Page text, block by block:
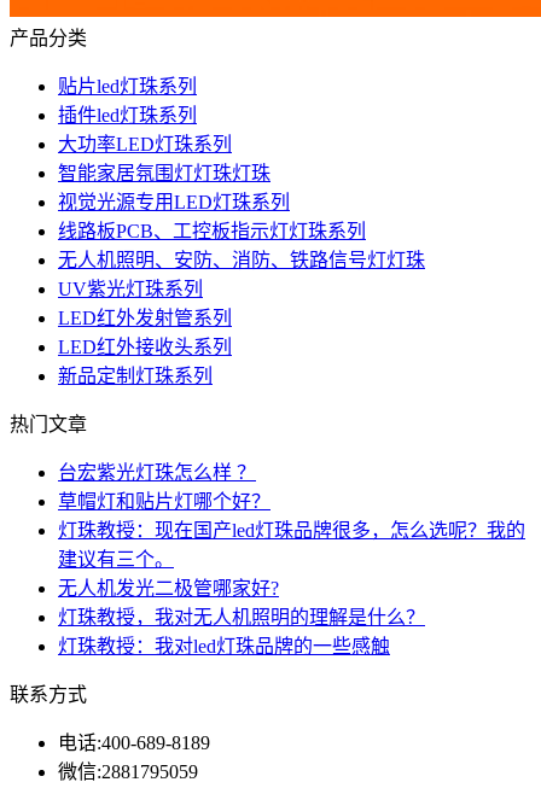
产品分类
贴片led灯珠系列
插件led灯珠系列
大功率LED灯珠系列
智能家居氛围灯灯珠灯珠
视觉光源专用LED灯珠系列
线路板PCB、工控板指示灯灯珠系列
无人机照明、安防、消防、铁路信号灯灯珠
UV紫光灯珠系列
LED红外发射管系列
LED红外接收头系列
新品定制灯珠系列
热门文章
台宏紫光灯珠怎么样 ？
草帽灯和贴片灯哪个好？
灯珠教授：现在国产led灯珠品牌很多，怎么选呢？我的
建议有三个。
无人机发光二极管哪家好?
灯珠教授，我对无人机照明的理解是什么？
灯珠教授：我对led灯珠品牌的一些感触
联系方式
电话:400-689-8189
微信:2881795059